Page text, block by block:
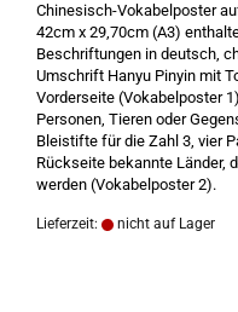
Chinesisch-Vokabelposter
42cm x 29,70cm (A3)
Beschriftungen in deutsch,
Umschrift Hanyu Pinyin mit
Vorderseite (Vokabelposter
Personen, Tieren oder
Bleistifte für die Zahl 3, vier
Rückseite bekannte Länder,
werden (Vokabelposter 2).
Lieferzeit: nicht auf Lager